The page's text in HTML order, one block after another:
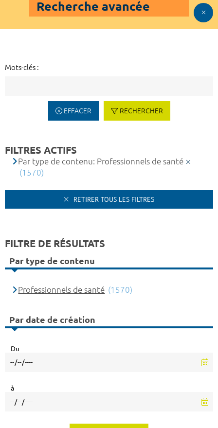
Recherche avancée
Mots-clés :
EFFACER RECHERCHER
FILTRES ACTIFS
Par type de contenu: Professionnels de santé
(1570)
RETIRER TOUS LES FILTRES
FILTRE DE RÉSULTATS
Par type de contenu
Professionnels de santé (1570)
Par date de création
Du
à